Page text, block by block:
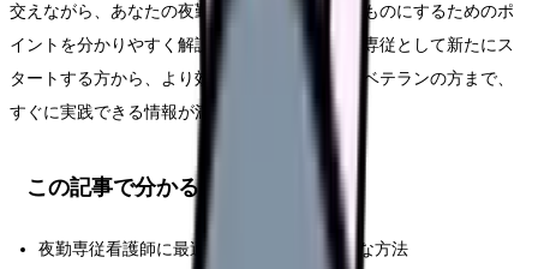
交えながら、あなたの夜勤生活をより充実したものにするためのポ
イントを分かりやすく解説していきます。夜勤専従として新たにス
タートする方から、より効率的な生活を目指すベテランの方まで、
すぐに実践できる情報が満載です。
この記事で分かること
夜勤専従看護師に最適な体調管理の具体的な方法